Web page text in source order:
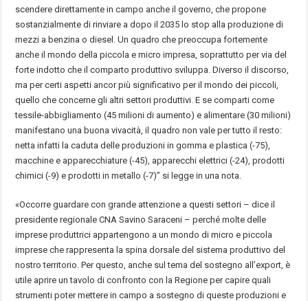
scendere direttamente in campo anche il governo, che propone
sostanzialmente di rinviare a dopo il 2035 lo stop alla produzione di
mezzi a benzina o diesel. Un quadro che preoccupa fortemente
anche il mondo della piccola e micro impresa, soprattutto per via del
forte indotto che il comparto produttivo sviluppa. Diverso il discorso,
ma per certi aspetti ancor più significativo per il mondo dei piccoli,
quello che concerne gli altri settori produttivi. E se comparti come
tessile-abbigliamento (45 milioni di aumento) e alimentare (30 milioni)
manifestano una buona vivacità, il quadro non vale per tutto il resto:
netta infatti la caduta delle produzioni in gomma e plastica (-75),
macchine e apparecchiature (-45), apparecchi elettrici (-24), prodotti
chimici (-9) e prodotti in metallo (-7)” si legge in una nota.
«Occorre guardare con grande attenzione a questi settori – dice il
presidente regionale CNA Savino Saraceni – perché molte delle
imprese produttrici appartengono a un mondo di micro e piccola
imprese che rappresenta la spina dorsale del sistema produttivo del
nostro territorio. Per questo, anche sul tema del sostegno all’export, è
utile aprire un tavolo di confronto con la Regione per capire quali
strumenti poter mettere in campo a sostegno di queste produzioni e